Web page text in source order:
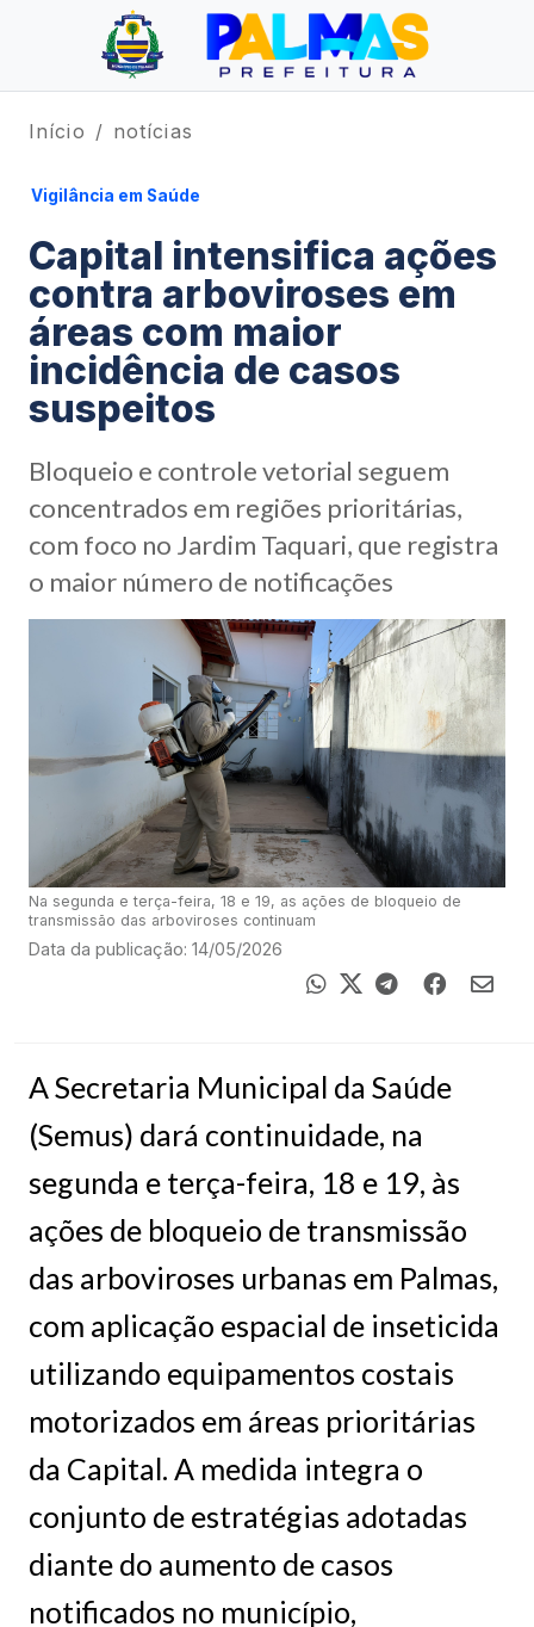
Início notícias
Vigilância em Saúde
Capital intensifica ações
contra arboviroses em
áreas com maior
incidência de casos
suspeitos
Bloqueio e controle vetorial seguem
concentrados em regiões prioritárias,
com foco no Jardim Taquari, que registra
o maior número de notificações
Na segunda e terça-feira, 18 e 19, as ações de bloqueio de
transmissão das arboviroses continuam
Data da publicação: 14/05/2026
A Secretaria Municipal da Saúde
(Semus) dará continuidade, na
segunda e terça-feira, 18 e 19, às
ações de bloqueio de transmissão
das arboviroses urbanas em Palmas,
com aplicação espacial de inseticida
utilizando equipamentos costais
motorizados em áreas prioritárias
da Capital. A medida integra o
conjunto de estratégias adotadas
diante do aumento de casos
notificados no município,